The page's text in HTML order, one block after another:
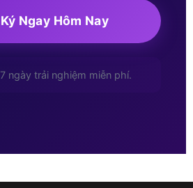
Ngay Hôm Nay
ngày trải nghiệm miễn phí.